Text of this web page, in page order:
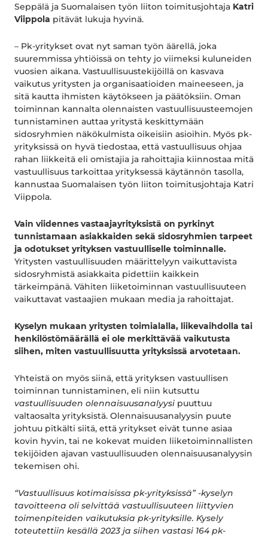
Seppälä ja Suomalaisen työn liiton toimitusjohtaja Katri
Viippola pitävät lukuja hyvinä.
– Pk-yritykset ovat nyt saman työn äärellä, joka
suuremmissa yhtiöissä on tehty jo viimeksi kuluneiden
vuosien aikana. Vastuullisuustekijöillä on kasvava
vaikutus yritysten ja organisaatioiden maineeseen, ja
sitä kautta ihmisten käytökseen ja päätöksiin. Oman
toiminnan kannalta olennaisten vastuullisuusteemojen
tunnistaminen auttaa yritystä keskittymään
sidosryhmien näkökulmista oikeisiin asioihin. Myös pk-
yrityksissä on hyvä tiedostaa, että vastuullisuus ohjaa
rahan liikkeitä eli omistajia ja rahoittajia kiinnostaa mitä
vastuullisuus tarkoittaa yrityksessä käytännön tasolla,
kannustaa Suomalaisen työn liiton toimitusjohtaja Katri
Viippola.
Vain viidennes vastaajayrityksistä on pyrkinyt
tunnistamaan asiakkaiden sekä sidosryhmien tarpeet
ja odotukset yrityksen vastuulliselle toiminnalle.
Yritysten vastuullisuuden määrittelyyn vaikuttavista
sidosryhmistä asiakkaita pidettiin kaikkein
tärkeimpänä. Vähiten liiketoiminnan vastuullisuuteen
vaikuttavat vastaajien mukaan media ja rahoittajat.
Kyselyn mukaan yritysten toimialalla, liikevaihdolla tai
henkilöstömäärällä ei ole merkittävää vaikutusta
siihen, miten vastuullisuutta yrityksissä arvotetaan.
Yhteistä on myös siinä, että yrityksen vastuullisen
toiminnan tunnistaminen, eli niin kutsuttu
vastuullisuuden olennaisuusanalyysi puuttuu
valtaosalta yrityksistä. Olennaisuusanalyysin puute
johtuu pitkälti siitä, että yritykset eivät tunne asiaa
kovin hyvin, tai ne kokevat muiden liiketoiminnallisten
tekijöiden ajavan vastuullisuuden olennaisuusanalyysin
tekemisen ohi.
“Vastuullisuus kotimaisissa pk-yrityksissä” -kyselyn
tavoitteena oli selvittää vastuullisuuteen liittyvien
toimenpiteiden vaikutuksia pk-yrityksille. Kysely
toteutettiin kesällä 2023 ja siihen vastasi 164 pk-